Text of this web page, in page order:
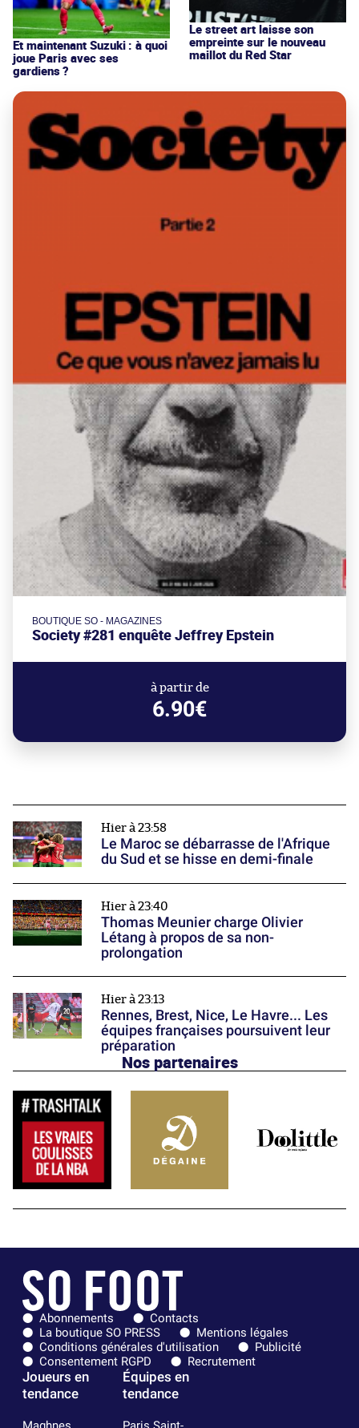
Et maintenant Suzuki : à quoi
joue Paris avec ses
gardiens ?
Le street art laisse son
empreinte sur le nouveau
maillot du Red Star
BOUTIQUE SO - MAGAZINES
Society #281 enquête Jeffrey Epstein
à partir de
6.90€
Hier à 23:58
Le Maroc se débarrasse de l'Afrique
du Sud et se hisse en demi-finale
Hier à 23:40
Thomas Meunier charge Olivier
Létang à propos de sa non-
prolongation
Hier à 23:13
Rennes, Brest, Nice, Le Havre... Les
équipes françaises poursuivent leur
préparation
Nos partenaires
Abonnements
Contacts
La boutique SO PRESS
Mentions légales
Conditions générales d'utilisation
Publicité
Consentement RGPD
Recrutement
Joueurs en
tendance
Équipes en
tendance